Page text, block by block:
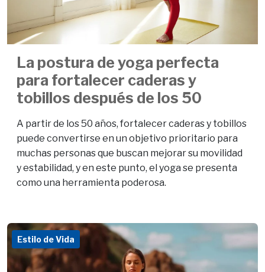
La postura de yoga perfecta
para fortalecer caderas y
tobillos después de los 50
A partir de los 50 años, fortalecer caderas y tobillos
puede convertirse en un objetivo prioritario para
muchas personas que buscan mejorar su movilidad
y estabilidad, y en este punto, el yoga se presenta
como una herramienta poderosa.
Estilo de Vida